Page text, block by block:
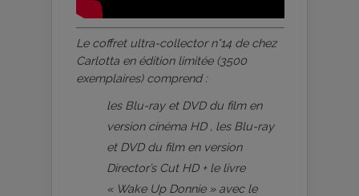
Le coffret ultra-collector n°14 de chez
Carlotta en édition limitée (3500
exemplaires) comprend :
les Blu-ray et DVD du film en
version cinéma HD , les Blu-ray
et DVD du film en version
Director’s Cut HD + le livre
« Wake Up Donnie » avec le